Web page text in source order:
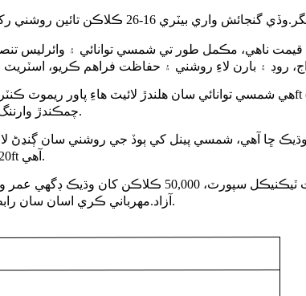
چمڪندڙ وارننگ لائيٽ ذريعي ڪنٽرول ڪئي ويندي آهي.3/5/8 ڪلاڪ ٽائيم موڊ.
آهي. بهترين تنصيب شمسي ٻوڏ جي روشني جي اوچائي 9ft ~ 20ft آهي.
آزاد.مهرباني ڪري اسان سان رابطو ڪرڻ لاء آزاد محسوس ڪريو جيڪڏهن ڪو مسئلو پيدا ٿئي.